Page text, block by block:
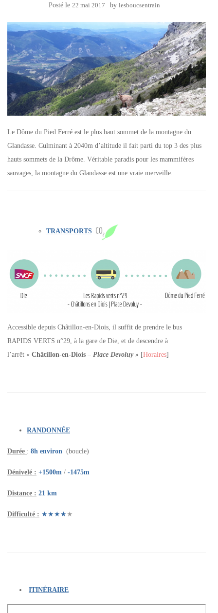
Posté le 22 mai 2017 by lesboucsentrain
Le Dôme du Pied Ferré est le plus haut sommet de la montagne du
Glandasse. Culminant à 2040m d’altitude il fait parti du top 3 des plus
hauts sommets de la Drôme. Véritable paradis pour les mammifères
sauvages, la montagne du Glandasse est une vraie merveille.
TRANSPORTS
Accessible depuis Châtillon-en-Diois, il suffit de prendre le bus
RAPIDS VERTS n°29, à la gare de Die, et de descendre à
l’arrêt « Châtillon-en-Diois – Place Devoluy » [Horaires]
RANDONNÉE
Durée : 8h environ (boucle)
Dénivelé : +1500m / -1475m
Distance : 21 km
Difficulté : ★★★★ ★
ITINÉRAIRE